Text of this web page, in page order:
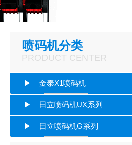
喷码机分类
PRODUCT CENTER
▶ 金泰X1喷码机
▶ 日立喷码机UX系列
▶ 日立喷码机G系列